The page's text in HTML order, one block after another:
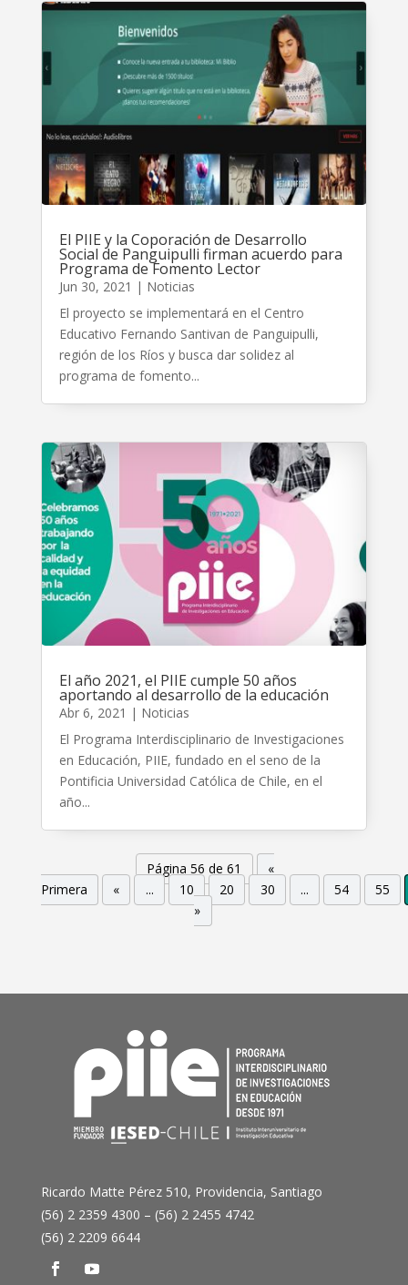
El PIIE y la Coporación de Desarrollo
Social de Panguipulli firman acuerdo para
Programa de Fomento Lector
Jun 30, 2021 | Noticias
El proyecto se implementará en el Centro
Educativo Fernando Santivan de Panguipulli,
región de los Ríos y busca dar solidez al
programa de fomento...
El año 2021, el PIIE cumple 50 años
aportando al desarrollo de la educación
Abr 6, 2021 | Noticias
El Programa Interdisciplinario de Investigaciones
en Educación, PIIE, fundado en el seno de la
Pontificia Universidad Católica de Chile, en el
año...
Página 56 de 61
«
Primera
« ... 10 20 30 ... 54
55
»
Ricardo Matte Pérez 510, Providencia, Santiago
(56) 2 2359 4300 – (56) 2 2455 4742
(56) 2 2209 6644